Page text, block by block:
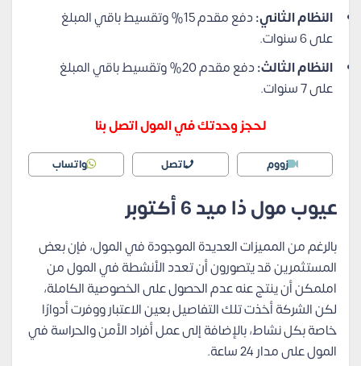
النظام الثاني:
دفع مقدم 15% وتقسيط باقي المبلغ
على 6 سنوات.
النظام الثالث:
دفع مقدم 20% وتقسيط باقي المبلغ
على 7 سنوات.
لحجز وحدتك في المول اتصل بنا
زووم اتصل واتساب
عيوب مول ذا ميد 6 أكتوبر
بالرغم من المميزات العديدة الموجودة في المول، فإن بعض
المستثمرين قد يتصورون أن تعدد الأنشطة في المول من
املمكن أن ينتج عنه عدم الحصول على الخصوصية الكاملة،
لكن الشركة أخذت تلك التفاصيل بعين الاعتبار ووفرت أدوارًا
خاصة بكل نشاط، بالإضافة إلى عمل أفراد الأمن والحراسة في
المول على مدار 24 ساعة.